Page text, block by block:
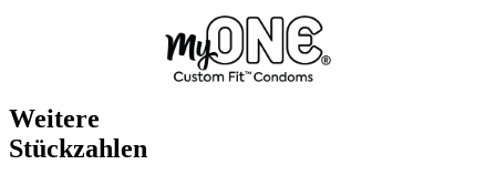
Weitere
Stückzahlen